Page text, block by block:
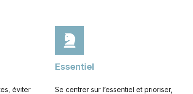
éviter
Essentiel
Se centrer sur l’essentiel et prioriser,